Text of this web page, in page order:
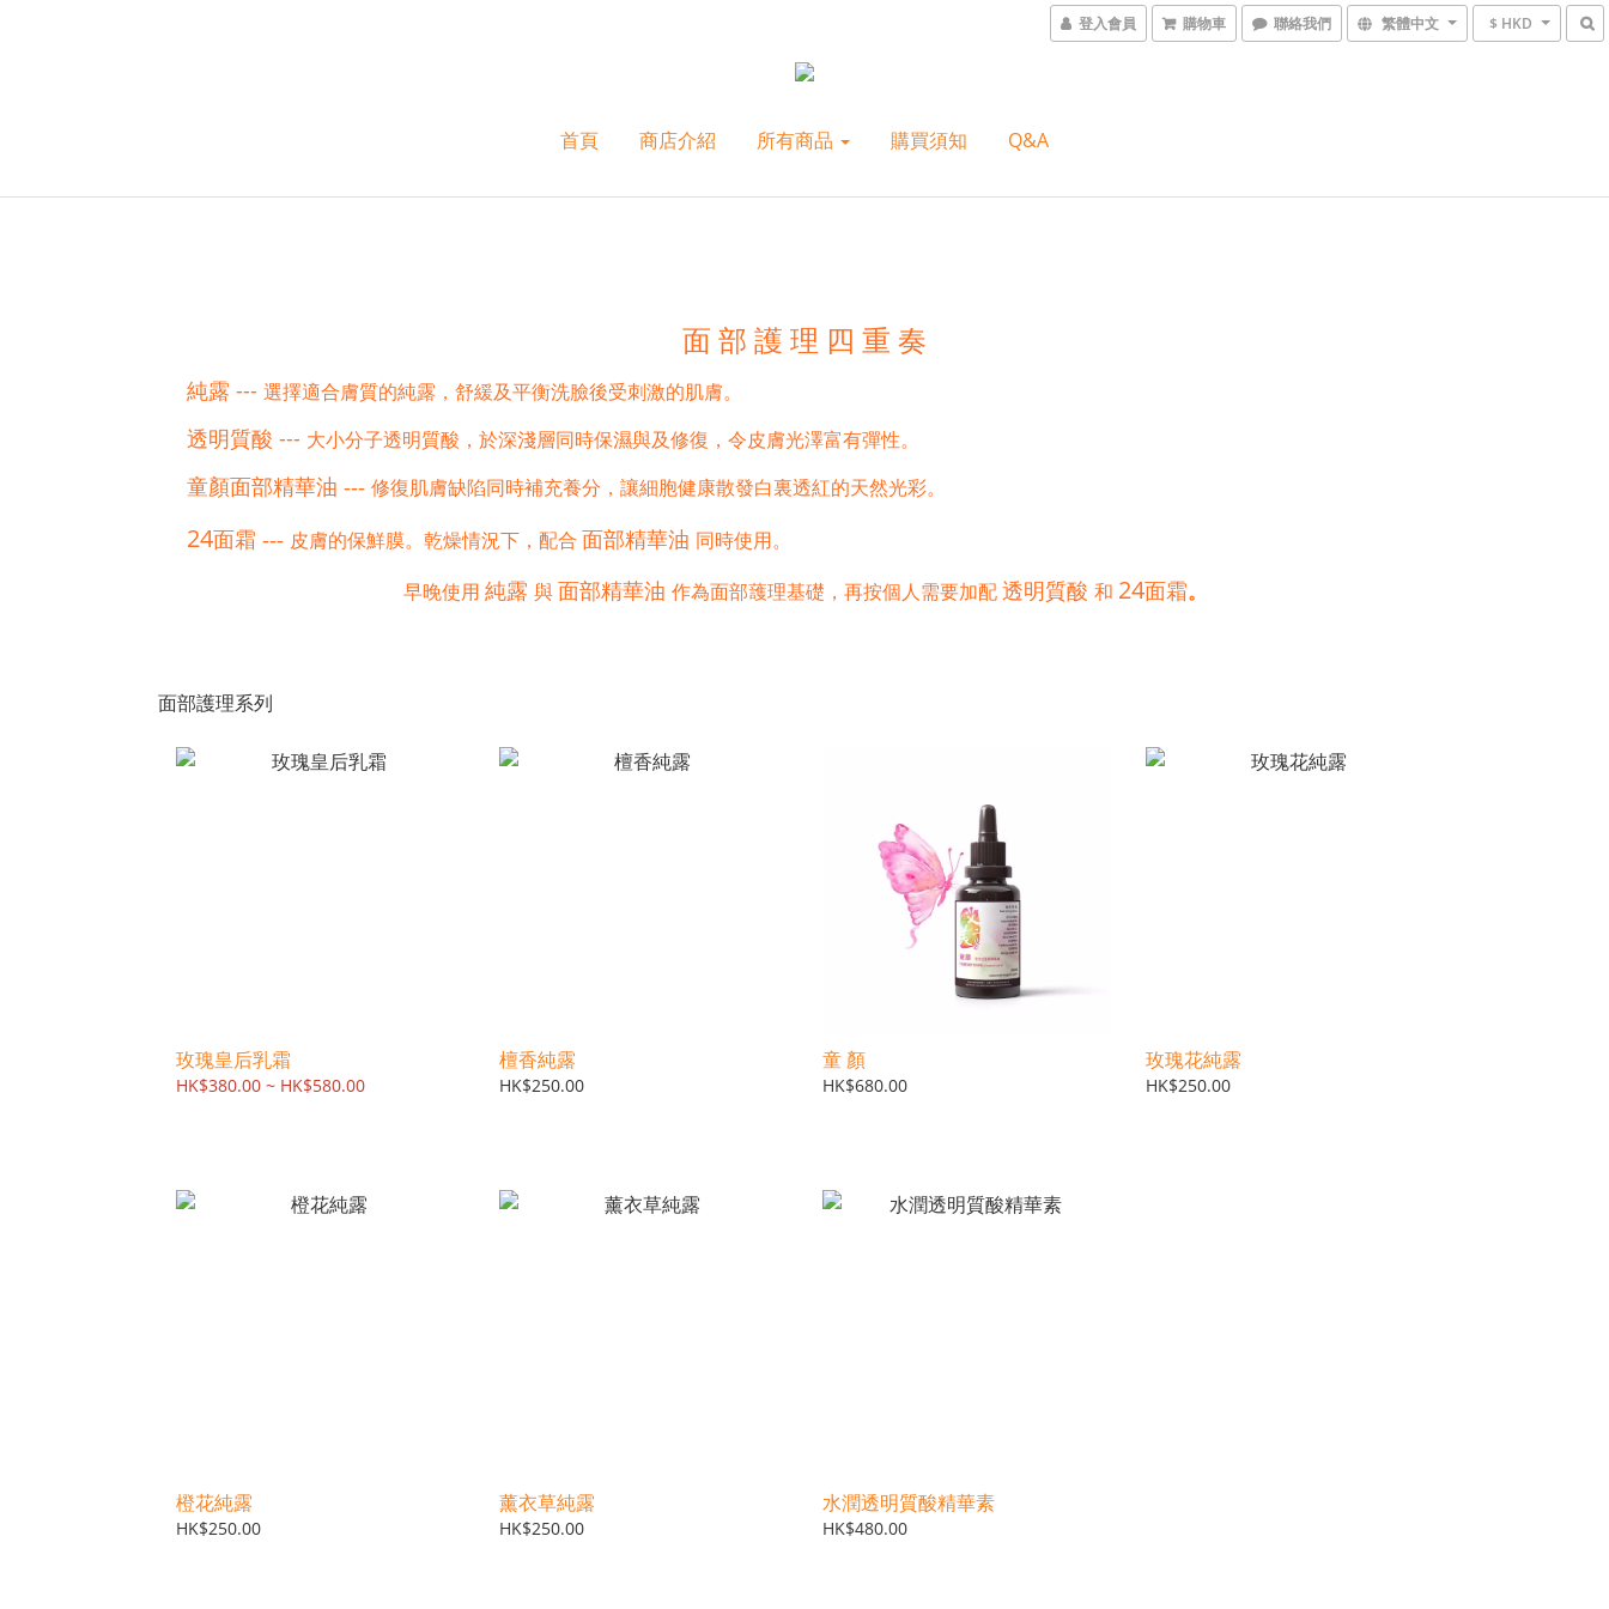
登入會員 購物車 聯絡我們 繁體中文 $ HKD
首頁 商店介紹 所有商品 購買須知 Q&A
面 部 護 理 四 重 奏
純露 --- 選擇適合膚質的純露，舒緩及平衡洗臉後受刺激的肌膚。
透明質酸 --- 大小分子透明質酸，於深淺層同時保濕與及修復，令皮膚光澤富有彈性。
童顏面部精華油 --- 修復肌膚缺陷同時補充養分，讓細胞健康散發白裏透紅的天然光彩。
24面霜 --- 皮膚的保鮮膜。乾燥情況下，配合 面部精華油 同時使用。
早晚使用 純露 與 面部精華油 作為面部䕶理基礎 ，再按個人需要加配 透明質酸 和 24面霜。
面部護理系列
玫瑰皇后乳霜
HK$380.00 ~ HK$580.00
檀香純露
HK$250.00
童 顏
HK$680.00
玫瑰花純露
HK$250.00
橙花純露
HK$250.00
薰衣草純露
HK$250.00
水潤透明質酸精華素
HK$480.00